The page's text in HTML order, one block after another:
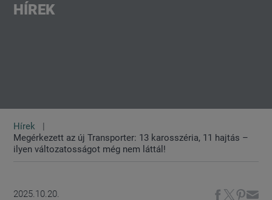
HÍREK
Hírek
Megérkezett az új Transporter: 13 karosszéria, 11 hajtás –
ilyen változatosságot még nem láttál!
2025.10.20.